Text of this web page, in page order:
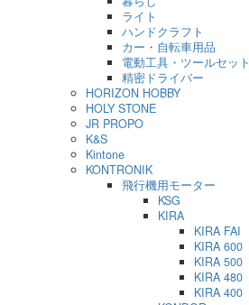
ライト
ハンドクラフト
カー・自転車用品
電動工具・ツールセット
精密ドライバー
HORIZON HOBBY
HOLY STONE
JR PROPO
K&S
Kintone
KONTRONIK
飛行機用モーター
KSG
KIRA
KIRA FAI
KIRA 600
KIRA 500
KIRA 480
KIRA 400